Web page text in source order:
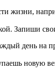
жизни,
Запиши
день на
новую